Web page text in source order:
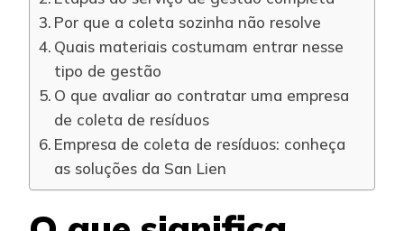
Por que a coleta sozinha não resolve
Quais materiais costumam entrar nesse
tipo de gestão
O que avaliar ao contratar uma empresa
de coleta de resíduos
Empresa de coleta de resíduos: conheça
as soluções da San Lien